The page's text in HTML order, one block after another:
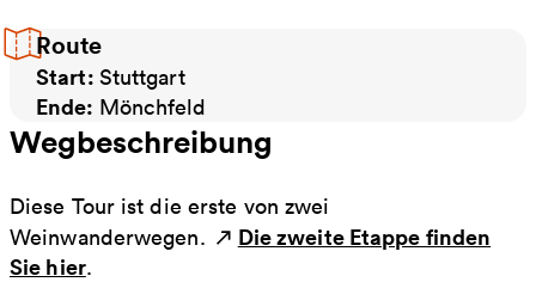
Route
Start: Stuttgart
Ende: Mönchfeld
Wegbeschreibung
Diese Tour ist die erste von zwei
Weinwanderwegen.
Die zweite Etappe finden
Sie hier.